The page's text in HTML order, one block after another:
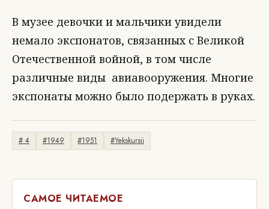
В музее девочки и мальчики увидели
немало экспонатов, связанных с Великой
Отечественной войной, в том числе
различные виды авиавооружения. Многие
экспонаты можно было подержать в руках.
# 4 #1949 #1951 #Yekskursii
САМОЕ ЧИТАЕМОЕ